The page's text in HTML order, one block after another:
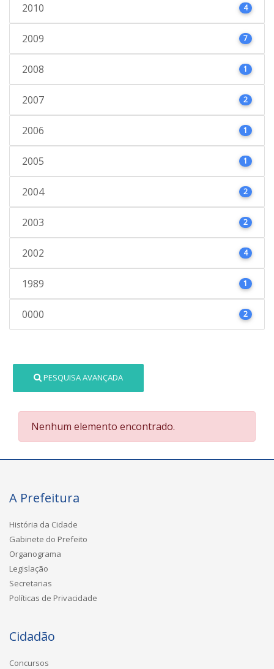
2010 4
2009 7
2008 1
2007 2
2006 1
2005 1
2004 2
2003 2
2002 4
1989 1
0000 2
PESQUISA AVANÇADA
Nenhum elemento encontrado.
A Prefeitura
História da Cidade
Gabinete do Prefeito
Organograma
Legislação
Secretarias
Políticas de Privacidade
Cidadão
Concursos